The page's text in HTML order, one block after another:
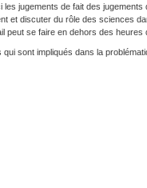
jugements de fait des jugements
et discuter du rôle des sciences
peut se faire en dehors des heures
qui sont impliqués dans la